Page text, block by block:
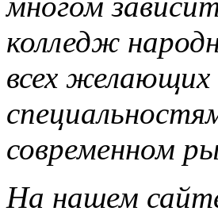
колледж
всех желающих
современном
На нашем